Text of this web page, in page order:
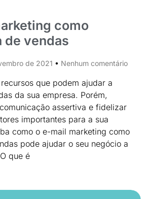
como
de vendas
de 2021 Nenhum comentário
que podem ajudar a
da sua empresa. Porém,
assertiva e fidelizar
importantes para a sua
como o e-mail marketing como
pode ajudar o seu negócio a
que é